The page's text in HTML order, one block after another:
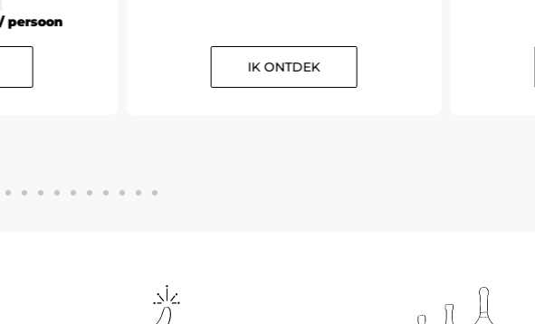
persoon
IK ONTDEK